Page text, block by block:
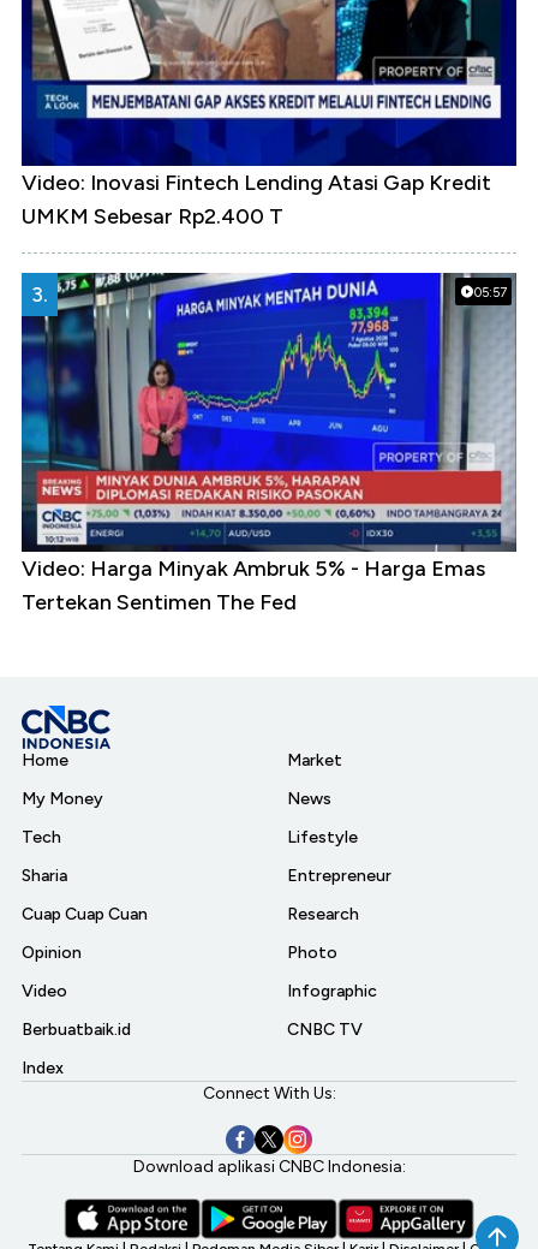
Video: Inovasi Fintech Lending Atasi Gap Kredit
UMKM Sebesar Rp2.400 T
05:57
3.
Video: Harga Minyak Ambruk 5% - Harga Emas
Tertekan Sentimen The Fed
Home
My Money
Tech
Sharia
Cuap Cuap Cuan
Opinion
Video
Berbuatbaik.id
Index
Market
News
Lifestyle
Entrepreneur
Research
Photo
Infographic
CNBC TV
Connect With Us:
Download aplikasi CNBC Indonesia: